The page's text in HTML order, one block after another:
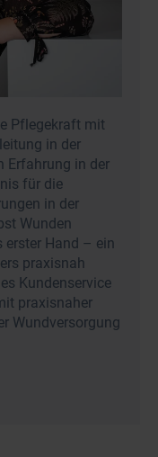
Pflegekraft mit
in der
Erfahrung in der
für die
in der
Wunden
erster Hand – ein
praxisnah
Kundenservice
praxisnaher
Wundversorgung